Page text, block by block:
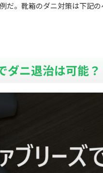
だ。靴箱のダニ対策は下記の
ダニ退治は可能？